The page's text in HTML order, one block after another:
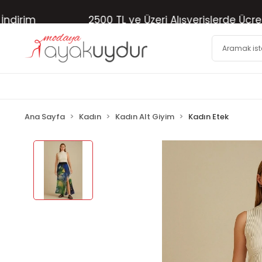
2500 TL ve Üzeri Alışverişlerde Ücretsiz
Ana Sayfa Kadın Kadın Alt Giyim Kadın Etek